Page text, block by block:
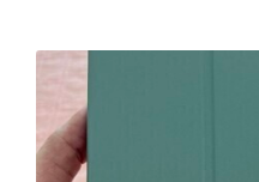
เกษตรนวมินทร์, เสนานิคม, วังหินไ
ซื้อแมคบุค, รับซื้อโน๊ตบุ๊ค, รับซื้อแท็
ไอที กรุงเทพฯ – เราพร้อมให้บริการ
แบบครบวงจรสำหรับลูกค้าที่ต้องกา
โฟน ทุกรุ่น ทั้งเครื่องใหม่และเครื่อง
ต้องการเปลี่ยนรุ่น หรือต้องการเงิน
เครื่อง ฟรี ปราบปรามความยุ่งยากทั้
จ่ายเงินทันทีเมื่อตกลงซื้อขายสำเ
สายใหม่-เก่า, Samsung ทุกรุ่น,
จะอยู่ในสภาพใช้งานแล้ว ตกแต่งแล้
ดา บางรัก แจ้งวัฒนะ บางแค วัชร
— บริการรับซื้อมือถือ iPhone
ลาดพร้าว รัชดา บางรัก แจ้งวัฒนะ
เงินทันที รับซื้อแท็บเล็ตแจ้งวัฒนะ
iPad แท็บเล็ตใน พื้นที่ ลาดพร้าว รั
รามอินทรา… รับซื้อแท็บเล็ตแจ้งวั